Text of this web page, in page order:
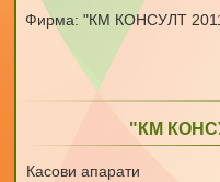
Фирма: "КМ КОНСУЛТ
"КМ
Касови апарати